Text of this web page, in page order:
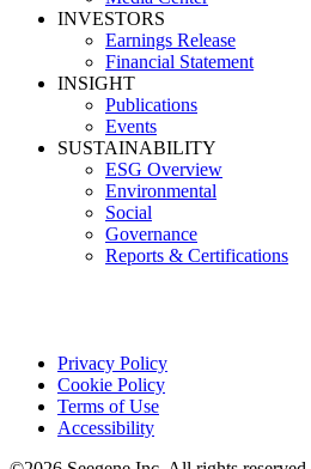
INVESTORS
Earnings Release
Financial Statement
INSIGHT
Publications
Events
SUSTAINABILITY
ESG Overview
Environmental
Social
Governance
Reports & Certifications
Privacy Policy
Cookie Policy
Terms of Use
Accessibility